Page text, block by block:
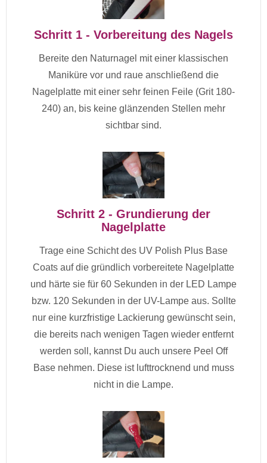
Schritt 1 - Vorbereitung des Nagels
Bereite den Naturnagel mit einer klassischen
Maniküre vor und raue anschließend die
Nagelplatte mit einer sehr feinen Feile (Grit 180-
240) an, bis keine glänzenden Stellen mehr
sichtbar sind.
Schritt 2 - Grundierung der
Nagelplatte
Trage eine Schicht des UV Polish Plus Base
Coats auf die gründlich vorbereitete Nagelplatte
und härte sie für 60 Sekunden in der LED Lampe
bzw. 120 Sekunden in der UV-Lampe aus. Sollte
nur eine kurzfristige Lackierung gewünscht sein,
die bereits nach wenigen Tagen wieder entfernt
werden soll, kannst Du auch unsere Peel Off
Base nehmen. Diese ist lufttrocknend und muss
nicht in die Lampe.